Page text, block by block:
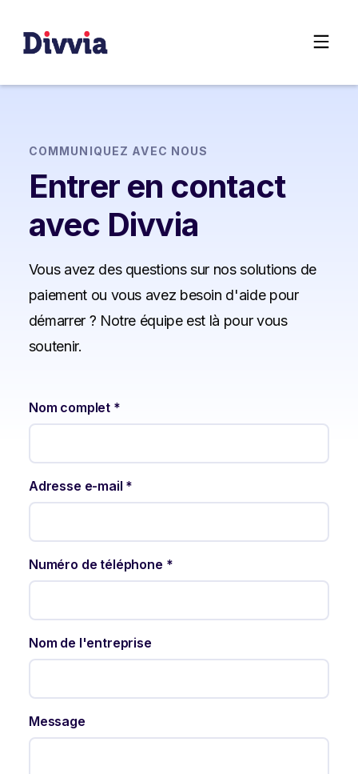
COMMUNIQUEZ AVEC NOUS
Entrer en contact
avec Divvia
Vous avez des questions sur nos solutions de
paiement ou vous avez besoin d'aide pour
démarrer ? Notre équipe est là pour vous
soutenir.
Nom complet *
Adresse e-mail *
Numéro de téléphone *
Nom de l'entreprise
Message